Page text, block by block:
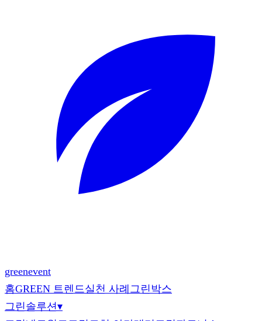
greenevent
홈GREEN 트렌드실천 사례 그린박스
그린솔루션▾